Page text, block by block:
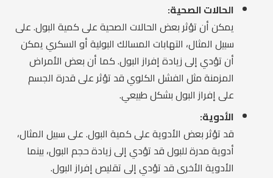
الحالات الصحية:
يمكن أن تؤثر بعض الحالات الصحية على كمية البول. على
سبيل المثال، التهابات المسالك البولية أو السكري يمكن
أن تؤدي إلى زيادة إفراز البول. كما أن بعض الأمراض
المزمنة مثل الفشل الكلوي قد تؤثر على قدرة الجسم
على إفراز البول بشكل طبيعي.
الأدوية:
قد تؤثر بعض الأدوية على كمية البول. على سبيل المثال،
أدوية مدرة للبول قد تؤدي إلى زيادة حجم البول، بينما
الأدوية الأخرى قد تؤدي إلى تقليص إفراز البول.